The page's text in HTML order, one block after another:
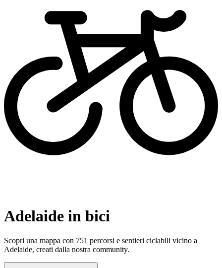
Adelaide in bici
Scopri una mappa con 751 percorsi e sentieri ciclabili vicino a
Adelaide, creati dalla nostra community.